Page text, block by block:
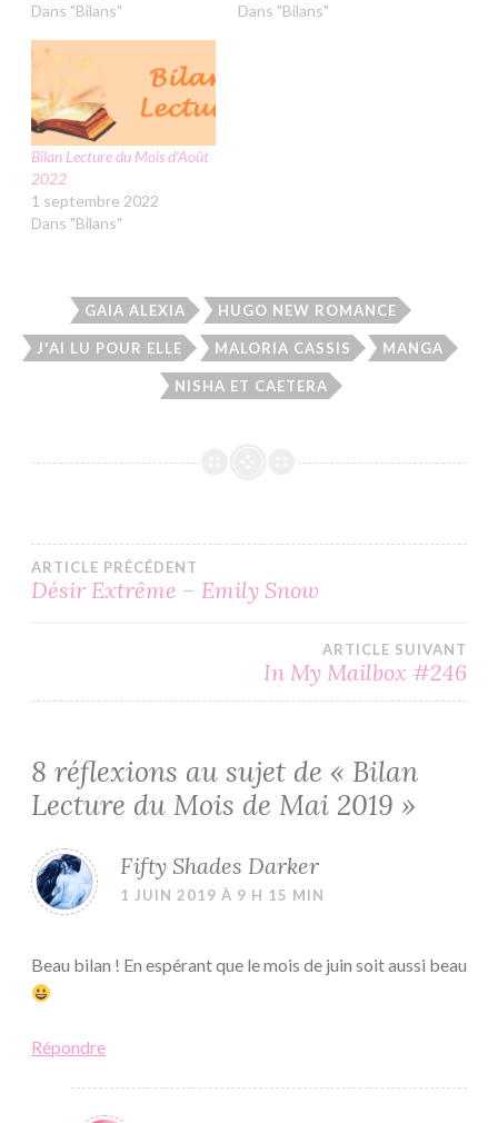
Dans "Bilans"
Dans "Bilans"
Bilan Lecture du Mois d’Août
2022
1 septembre 2022
Dans "Bilans"
GAIA ALEXIA HUGO NEW ROMANCE
J'AI LU POUR ELLE MALORIA CASSIS MANGA
NISHA ET CAETERA
Navigation
l’article
ARTICLE PRÉCÉDENT
Désir Extrême – Emily Snow
ARTICLE SUIVANT
In My Mailbox #246
8 réflexions au sujet de « Bilan
Lecture du Mois de Mai 2019 »
Fifty Shades Darker
1 JUIN 2019 À 9 H 15 MIN
Beau bilan ! En espérant que le mois de juin soit aussi beau
Répondre